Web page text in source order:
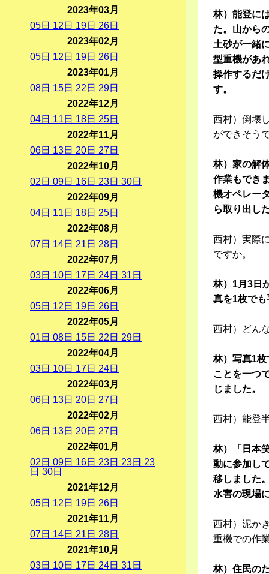
林）能登に
た。山から
土砂が一緒
型重機があ
操作するだ
す。
西村）倒壊
ができそう
林）家の解
作業もでき
機オペレー
ら取り出し
西村）実際
ですか。
林）1月3日
真を1枚で
西村）どん
林）写真1
ことを一つ
じました。
西村）能登
林）「日本
動に参加し
移しました
水害の現場
西村）泥か
重機での作
林）住民の
2023年03月
05日 12 日 19日 26日
2023年02月
05日 12 日 19日 26日
2023年01月
08日 15日 22 日 29日
2022年12月
04日 11 日 18日 25日
2022年11月
06日 13日 20日 27日
2022年10月
02 日 09日 16日 23日 30日
2022年09月
04日 11 日 18日 25日
2022年08月
07日 14日 21 日 28日
2022年07月
03日 10日 17日 24日 31 日
2022年06月
05日 12 日 19日 26日
2022年05月
01 日 08日 15日 22 日 29日
2022年04月
03日 10日 17日 24日
2022年03月
06日 13日 20日 27日
2022年02月
06日 13日 20日 27日
2022年01月
02 日 09日 16日 23日 23日 23
日 30日
2021年12月
05日 12 日 19日 26日
2021年11月
07日 14日 21 日 28日
2021年10月
03日 10日 17日 24日 31 日